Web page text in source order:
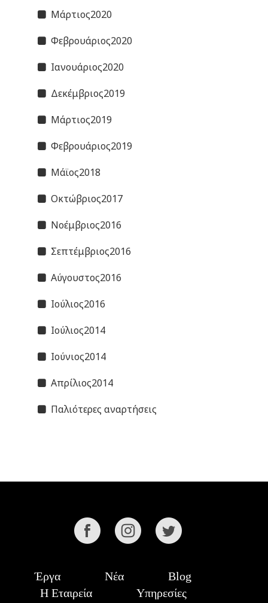
Μάρτιος2020
Φεβρουάριος2020
Ιανουάριος2020
Δεκέμβριος2019
Μάρτιος2019
Φεβρουάριος2019
Μάϊος2018
Οκτώβριος2017
Νοέμβριος2016
Σεπτέμβριος2016
Αύγουστος2016
Ιούλιος2016
Ιούλιος2014
Ιούνιος2014
Απρίλιος2014
Παλιότερες αναρτήσεις
Έργα Νέα
Blog
Η Εταιρεία
Υπηρεσίες